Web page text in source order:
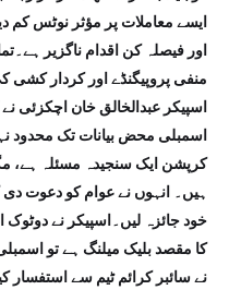
ایسے معاملات پر مؤثر نوٹس کم
اور فیصلہ کن اقدام ناگزیر
منفی پروپیگنڈے اور کردار
اسپیکر عبدالخالق خان اچکزئی
اسمبلی محض بیانات تک محدود
کرپشن ایک سنجیدہ مسئلہ ہے،
ہیں۔ انہوں نے عوام کو دعوت
خود جائزہ لیں۔اسپیکر نے
کا مقصد بلیک میلنگ ہے تو
نے سائبر کرائم ٹیم سے استفسار